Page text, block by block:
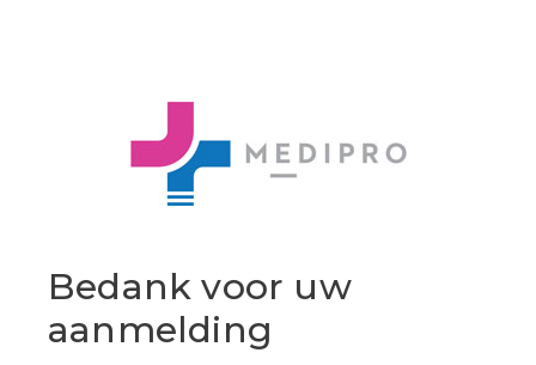
Bedank voor uw
aanmelding